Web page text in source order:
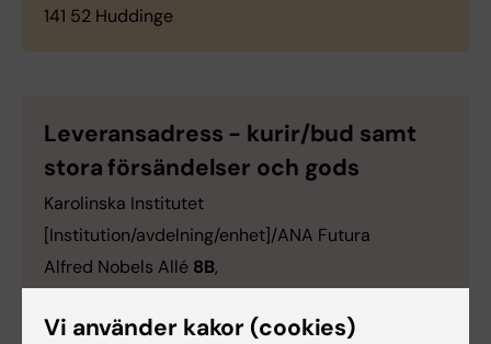
141 52 Huddinge
Leveransadress - kurir/bud samt
stora försändelser och gods
Karolinska Institutet
[Institution/avdelning/enhet]/ANA Futura
Alfred Nobels Allé 8B,
141 52 Huddinge
Vi använder kakor (cookies)